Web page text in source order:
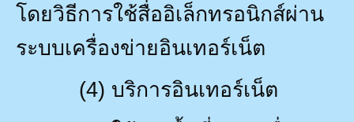
โดยวิธีการใช้สื่ออิเล็กทรอนิกส์ผ่าน
ระบบเครื่องข่ายอินเทอร์เน็ต
(4) บริการอินเทอร์เน็ต